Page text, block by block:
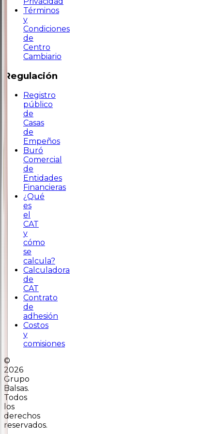
Términos
y
Condiciones
de
Centro
Cambiario
Regulación
Registro
público
de
Casas
de
Empeños
Buró
Comercial
de
Entidades
Financieras
¿Qué
es
el
CAT
y
cómo
se
calcula?
Calculadora
de
CAT
Contrato
de
adhesión
Costos
y
comisiones
©
2026
Grupo
Balsas.
Todos
los
derechos
reservados.